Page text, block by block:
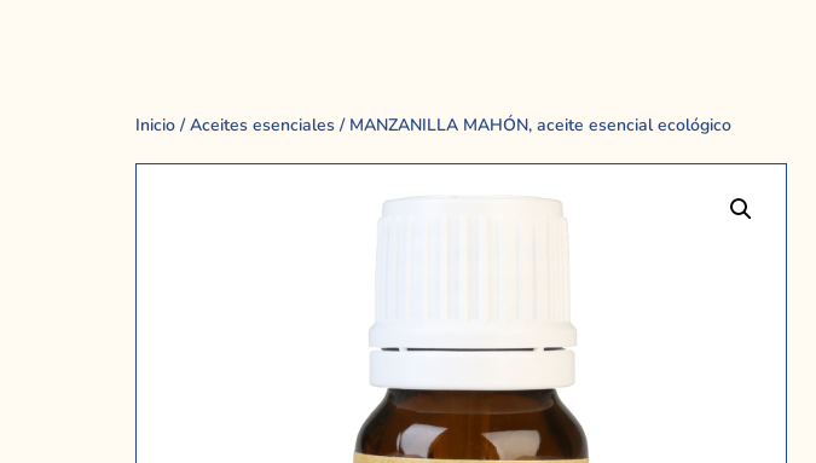
Inicio /Aceites esenciales / MANZANILLA MAHÓN, aceite esencial ecológico